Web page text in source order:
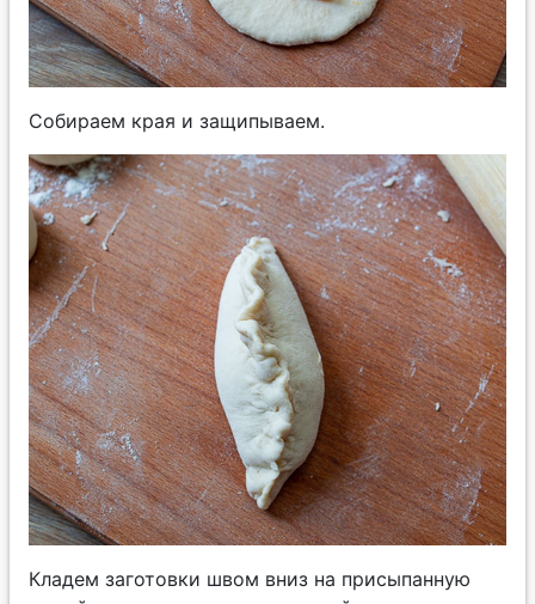
Собираем края и защипываем.
Кладем заготовки швом вниз на присыпанную